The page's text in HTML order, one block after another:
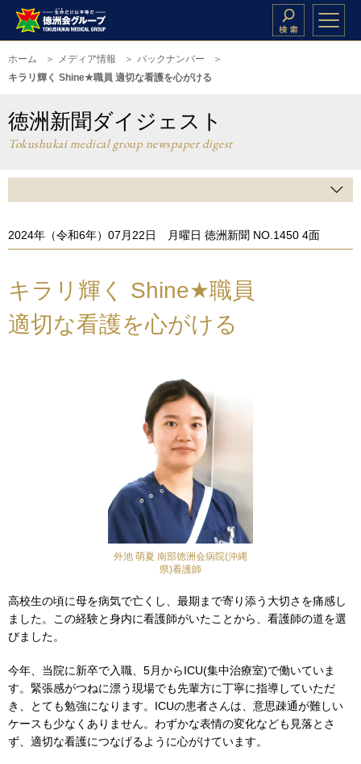
ホーム メディア情報
バックナンバー
キラリ輝く Shine★職員 適切な看護を心がける
徳洲新聞ダイジェスト
Tokushukai medical group newspaper digest
2024年（令和6年）07月22日 月曜日 徳洲新聞 NO.1450 4面
キラリ輝く Shine★職員
適切な看護を心がける
外池 萌夏 南部徳洲会病院(沖縄
県)看護師
高校生の頃に母を病気で亡くし、最期まで寄り添う大切さを痛感し
ました。この経験と身内に看護師がいたことから、看護師の道を選
びました。
今年、当院に新卒で入職、5月からICU(集中治療室)で働いていま
す。緊張感がつねに漂う現場でも先輩方に丁寧に指導していただ
き、とても勉強になります。ICUの患者さんは、意思疎通が難しい
ケースも少なくありません。わずかな表情の変化なども見落とさ
ず、適切な看護につなげるように心がけています。